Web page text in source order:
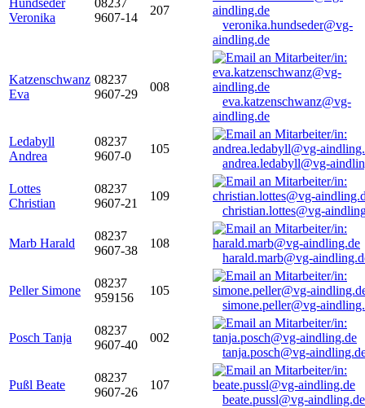
Hundseder
Veronika
08237
9607-14
207
veronika.hundseder@vg-
aindling.de
Katzenschwanz
Eva
08237
9607-29
008
eva.katzenschwanz@vg-
aindling.de
Ledabyll
Andrea
08237
9607-0
105
andrea.ledabyll@vg-
Lottes
Christian
08237
9607-21
109
christian.lottes@vg-
Marb Harald
08237
9607-38
108
harald.marb@vg-
Peller Simone
08237
959156
105
simone.peller@vg-
Posch Tanja
08237
9607-40
002
tanja.posch@vg-
Pußl Beate
08237
9607-26
107
beate.pussl@vg-aindling.de